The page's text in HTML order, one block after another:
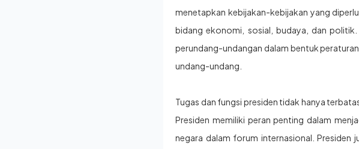
menetapkan kebijakan-kebijakan yang
bidang ekonomi, sosial, budaya, dan
perundang-undangan dalam bentuk
undang-undang.
Tugas dan fungsi presiden tidak hanya
Presiden memiliki peran penting dalam
negara dalam forum internasional. Presiden